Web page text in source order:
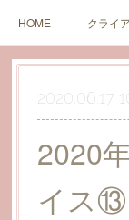
HOME クライ
セミナーのご案内と
2020.06.17
2020
イス⑬